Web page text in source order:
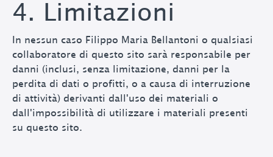
4. Limitazioni
In nessun caso Filippo Maria Bellantoni o qualsiasi
collaboratore di questo sito sarà responsabile per
danni (inclusi, senza limitazione, danni per la
perdita di dati o profitti, o a causa di interruzione
di attività) derivanti dall'uso dei materiali o
dall'impossibilità di utilizzare i materiali presenti
su questo sito.